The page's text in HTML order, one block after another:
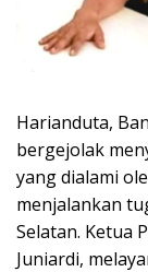
Harianduta,
bergejolak
yang dialami
menjalankan
Selatan. Ketua
Juniardi,